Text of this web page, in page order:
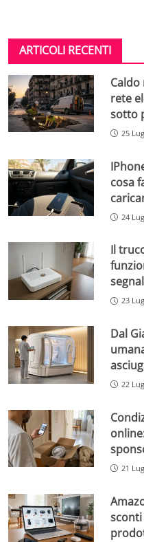
ARTICOLI RECENTI
rete
sotto
25
cosa
24
Il
23
Dal
22
21
sconti